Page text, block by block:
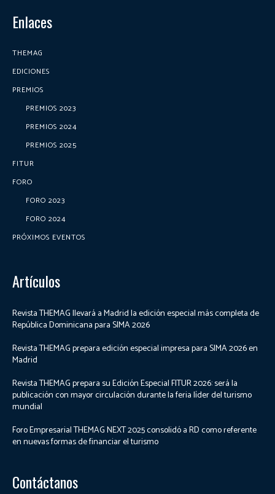
Enlaces
THEMAG
EDICIONES
PREMIOS
PREMIOS 2023
PREMIOS 2024
PREMIOS 2025
FITUR
FORO
FORO 2023
FORO 2024
PRÓXIMOS EVENTOS
Artículos
Revista THEMAG llevará a Madrid la edición especial más completa de
República Dominicana para SIMA 2026
Revista THEMAG prepara edición especial impresa para SIMA 2026 en
Madrid
Revista THEMAG prepara su Edición Especial FITUR 2026: será la
publicación con mayor circulación durante la feria líder del turismo
mundial
Foro Empresarial THEMAG NEXT 2025 consolidó a RD como referente
en nuevas formas de financiar el turismo
Contáctanos